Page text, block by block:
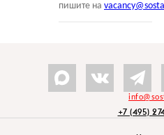
пишите на
+7 (495)